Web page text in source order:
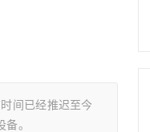
间已经推迟至今
。